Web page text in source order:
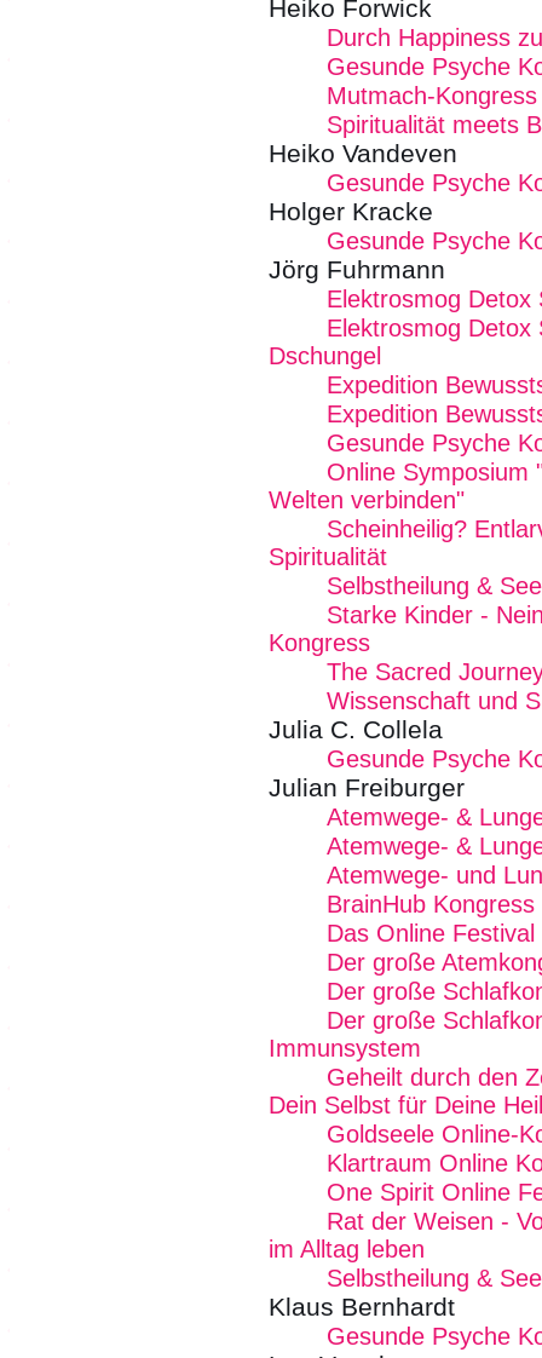
Heiko Forwick
Durch Happiness
Gesunde Psyche
Mutmach-Kongress
Spiritualität meets
Heiko Vandeven
Gesunde Psyche
Holger Kracke
Gesunde Psyche
Jörg Fuhrmann
Elektrosmog Detox
Elektrosmog
Dschungel
Expedition
Expedition
Gesunde Psyche
Online Symposium
Welten verbinden"
Scheinheilig?
Spiritualität
Selbstheilung &
Starke Kinder -
Kongress
The Sacred
Wissenschaft und
Julia C. Collela
Gesunde Psyche
Julian Freiburger
Atemwege- &
Atemwege- &
Atemwege- und
BrainHub Kongress
Das Online
Der große
Der große
Der große
Immunsystem
Geheilt durch den
Dein Selbst für Deine
Goldseele Online-
Klartraum Online
One Spirit Online
Rat der Weisen -
im Alltag leben
Selbstheilung &
Klaus Bernhardt
Gesunde Psyche